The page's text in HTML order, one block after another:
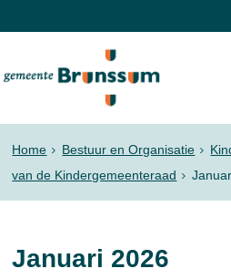
Home Bestuur en Organisatie
van de Kindergemeenteraad
Januari 2026